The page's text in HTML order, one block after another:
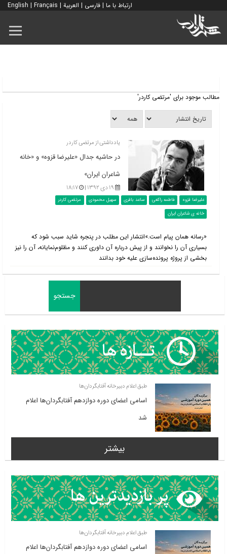
ارتباط با ما | فارسی | العربية |
English | Français
مطالب موجود برای 'مرتضی کاردر'
یادداشتی از مرتضی کاردر
در حاشیه جدال «علیرضا قزوه» و «خانه
شاعران ایران»
۱۹ دی ۱۳۹۲ | ۱۸:۱۷
علیرضا قزوه فاطمه راکعی ساعد باقری سهیل محمودی
مرتضی کاردر
خانه ی شاعران ایران
«رسانه همان پیام است.»انتشار این مطلب در پنجره شاید سبب شود که
بسیاری آن را نخوانند و از پیش درباره آن داوری کنند و مظلوم‌نمایانه، آن را نیز
بخشی از پروژه پرونده‌سازی علیه خود بدانند
طبق اعلام دبیرخانه آفتابگردان‌ها
اسامی اعضای دوره دوازدهم آفتابگردان‌ها اعلام
شد
بیشتر
طبق اعلام دبیرخانه آفتابگردان‌ها
اسامی اعضای دوره دوازدهم آفتابگردان‌ها اعلام